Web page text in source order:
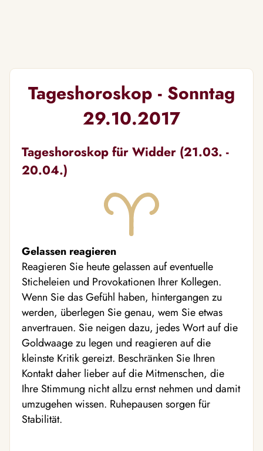
Tageshoroskop - Sonntag
29.10.2017
Tageshoroskop für Widder (21.03. -
20.04.)
Gelassen reagieren
Reagieren Sie heute gelassen auf eventuelle
Sticheleien und Provokationen Ihrer Kollegen.
Wenn Sie das Gefühl haben, hintergangen zu
werden, überlegen Sie genau, wem Sie etwas
anvertrauen. Sie neigen dazu, jedes Wort auf die
Goldwaage zu legen und reagieren auf die
kleinste Kritik gereizt. Beschränken Sie Ihren
Kontakt daher lieber auf die Mitmenschen, die
Ihre Stimmung nicht allzu ernst nehmen und damit
umzugehen wissen. Ruhepausen sorgen für
Stabilität.